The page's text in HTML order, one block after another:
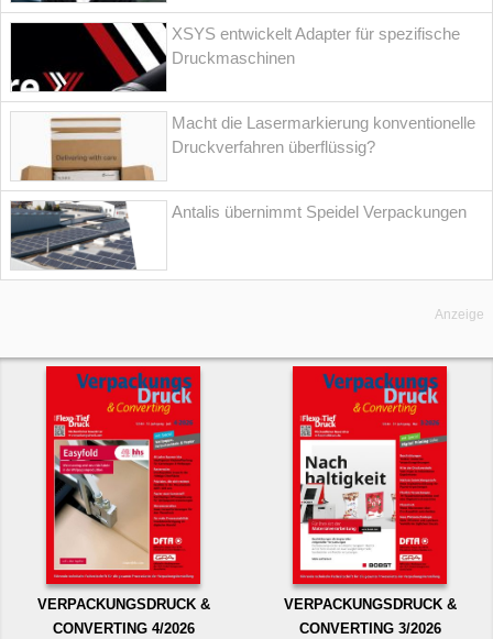
XSYS entwickelt Adapter für spezifische
Druckmaschinen
Macht die Lasermarkierung konventionelle
Druckverfahren überflüssig?
Antalis übernimmt Speidel Verpackungen
Anzeige
VERPACKUNGSDRUCK &
CONVERTING 4/2026
VERPACKUNGSDRUCK &
CONVERTING 3/2026